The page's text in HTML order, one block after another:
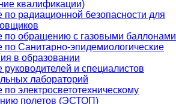
квалификации)
по радиационной безопасности для
по обращению с газовыми баллонами
по Санитарно-эпидемиологические
в образовании
руководителей и специалистов
лабораторий
электросветотехническому
полетов (ЭСТОП)